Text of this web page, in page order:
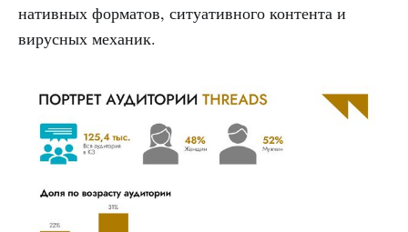
нативных форматов, ситуативного контента и
вирусных механик.